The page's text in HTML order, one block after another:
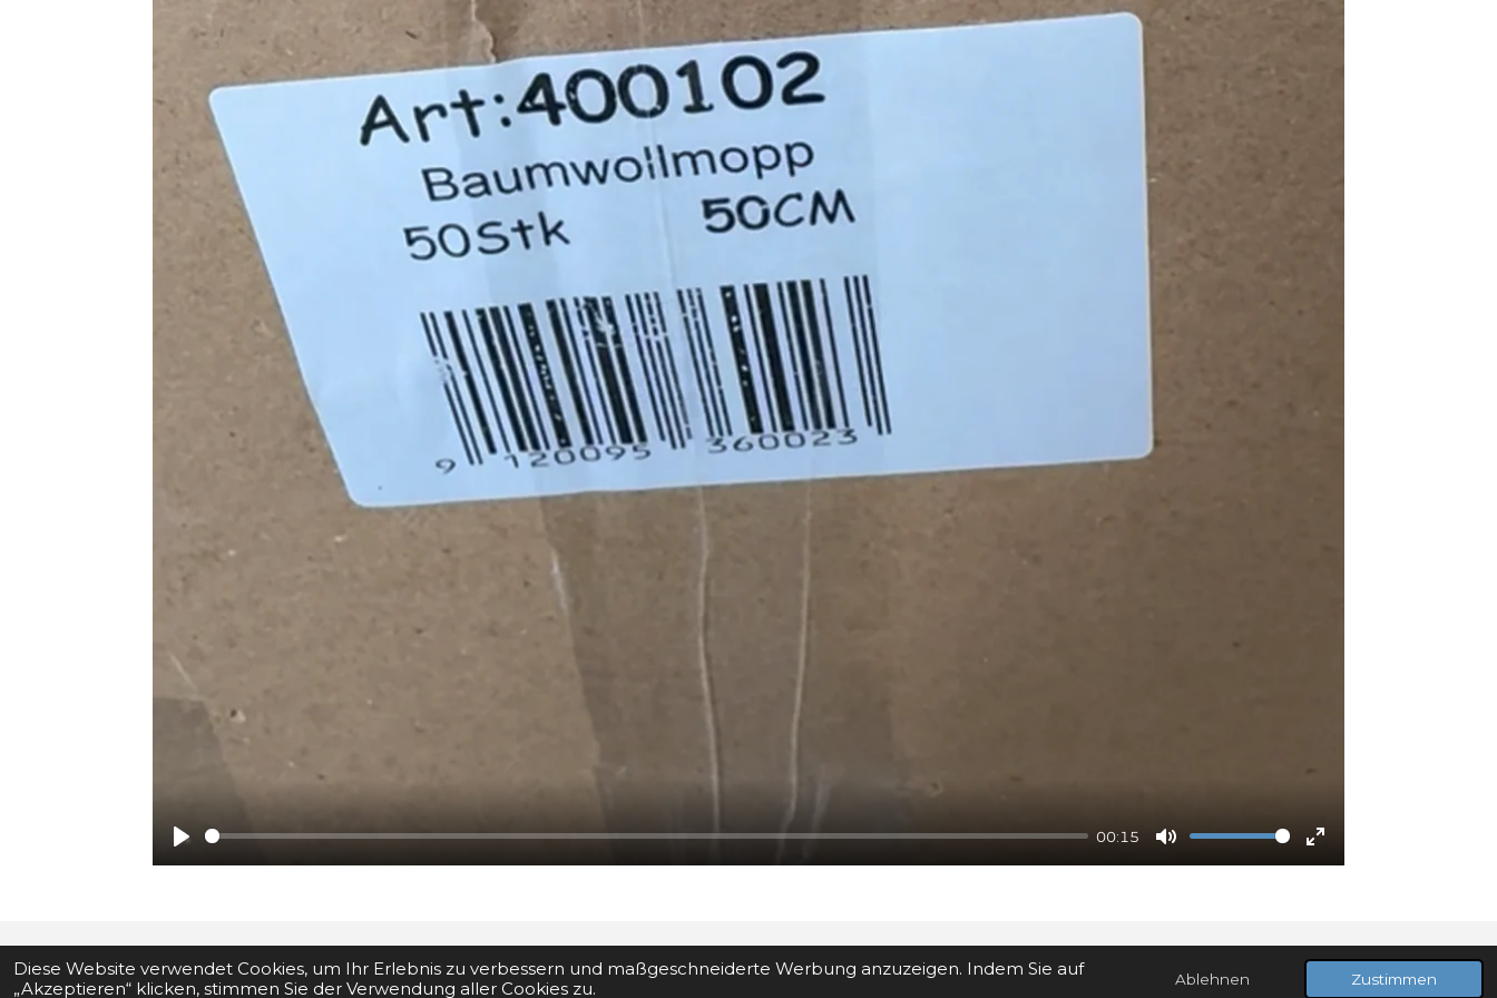
Diese Website verwendet Cookies, um Ihr Erlebnis zu verbessern und maßgeschneiderte Werbung anzuzeigen. Indem Sie auf
„Akzeptieren“ klicken, stimmen Sie der Verwendung aller Cookies zu.
Ablehnen Zustimmen
P
y
00:15
M
e
E
e
© 2024 - 2026 Hygienehaus24